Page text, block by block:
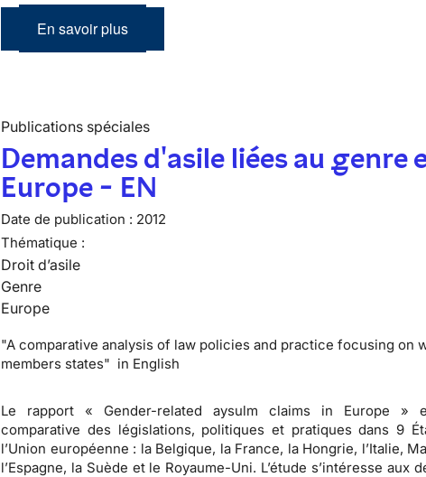
En savoir plus
Publications spéciales
Demandes d'asile liées au genre
Europe - EN
Date de publication : 2012
Thématique :
Droit d’asile
Genre
Europe
"A comparative analysis of law policies and practice focusing on
members states" in English
Le rapport « Gender-related aysulm claims in Europe »
comparative des législations, politiques et pratiques dans 9
l’Union européenne : la Belgique, la France, la Hongrie, l’Italie,
l’Espagne, la Suède et le Royaume-Uni. L’étude s’intéresse aux